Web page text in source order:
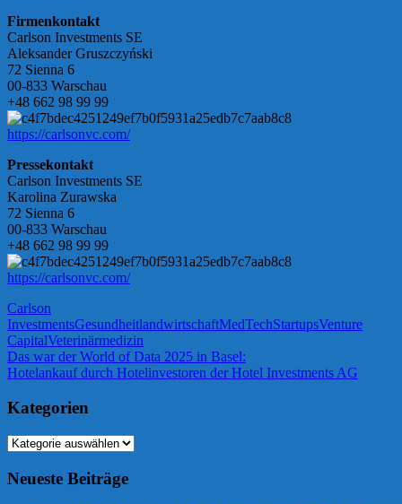
Firmenkontakt
Carlson Investments SE
Aleksander Gruszczyński
72 Sienna 6
00-833 Warschau
+48 662 98 99 99
https://carlsonvc.com/
Pressekontakt
Carlson Investments SE
Karolina Zurawska
72 Sienna 6
00-833 Warschau
+48 662 98 99 99
https://carlsonvc.com/
Carlson
InvestmentsGesundheitlandwirtschaftMedTechStartupsVenture
CapitalVeterinärmedizin
Beitragsnavigation
Vorheriger
Beitrag:
Das war der World of Data 2025 in Basel:
Nächster
Hotelankauf durch Hotelinvestoren der Hotel Investments AG
Kategorien
Kategorien
Neueste Beiträge